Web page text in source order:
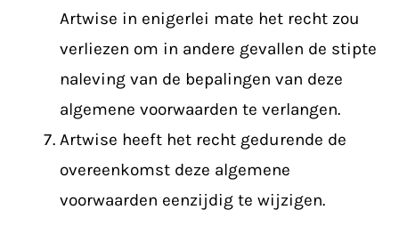
Artwise in enigerlei mate het recht zou
verliezen om in andere gevallen de stipte
naleving van de bepalingen van deze
algemene voorwaarden te verlangen.
Artwise heeft het recht gedurende de
overeenkomst deze algemene
voorwaarden eenzijdig te wijzigen.